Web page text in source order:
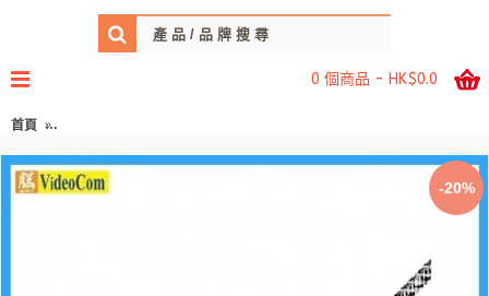
0 個商品 - HK$0.0
首頁 SilverTec TYPE-C to USB (3.2 Gen 2x1) 200cm (2.0M) Anti-Break
-20%